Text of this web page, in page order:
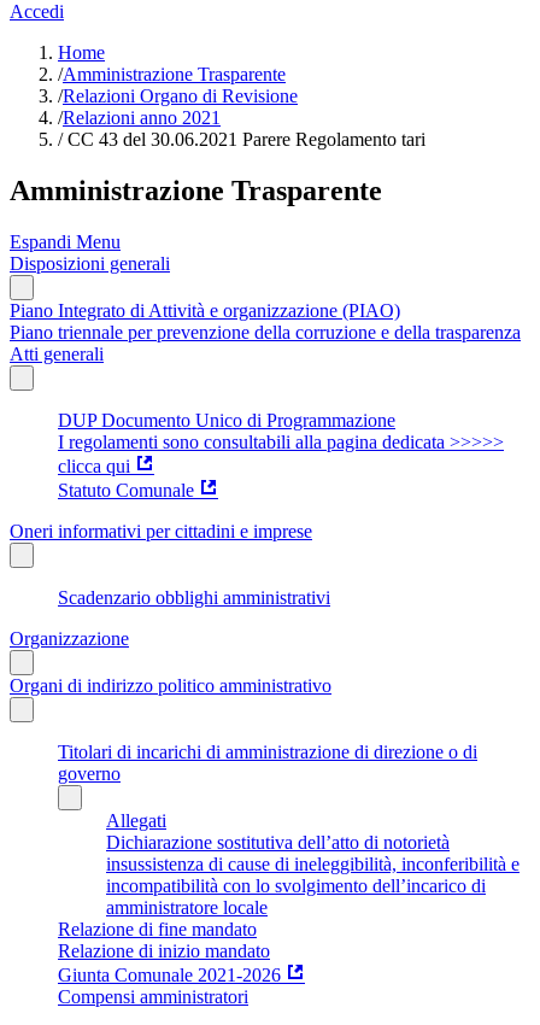
Accedi
Home
/Amministrazione Trasparente
/Relazioni Organo di Revisione
/Relazioni anno 2021
/CC 43 del 30.06.2021 Parere Regolamento tari
Amministrazione Trasparente
Espandi Menu
Disposizioni generali
Piano Integrato di Attività e organizzazione (PIAO)
Piano triennale per prevenzione della corruzione e della trasparenza
Atti generali
DUP Documento Unico di Programmazione
I regolamenti sono consultabili alla pagina dedicata >>>>>
clicca qui
Statuto Comunale
Oneri informativi per cittadini e imprese
Scadenzario obblighi amministrativi
Organizzazione
Organi di indirizzo politico amministrativo
Titolari di incarichi di amministrazione di direzione o di
governo
Allegati
Dichiarazione sostitutiva dell’atto di notorietà
insussistenza di cause di ineleggibilità, inconferibilità e
incompatibilità con lo svolgimento dell’incarico di
amministratore locale
Relazione di fine mandato
Relazione di inizio mandato
Giunta Comunale 2021-2026
Compensi amministratori